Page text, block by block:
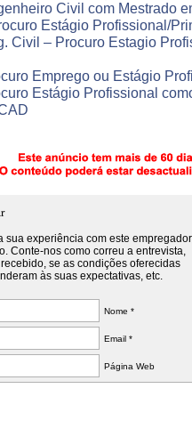
Civil com Mestrado
Estágio Profissional/
Civil – Procuro Estagio
Emprego ou Estágio
Estágio Profissional
sua experiência com este
Conte-nos como correu a entrevista,
se as condições oferecidas
às suas expectativas, etc.
Nome *
Email *
Página Web